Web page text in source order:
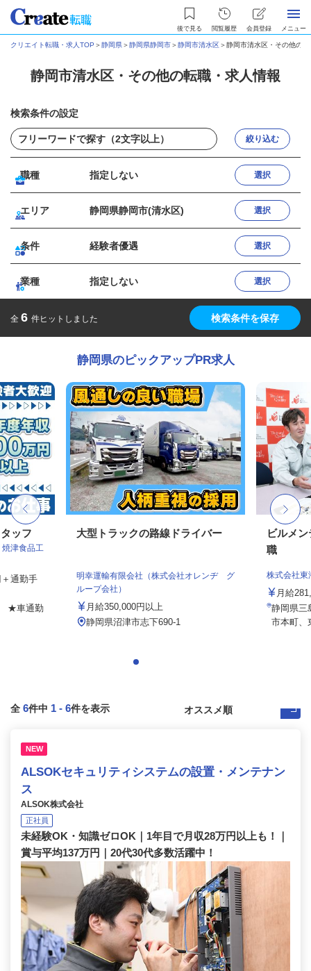
後で見る 閲覧履歴 会員登録 メニュー
クリエイト転職・求人TOP ＞静岡県＞静岡県静岡市＞静岡市清水区＞静岡市清水区・その他の
静岡市清水区・その他の転職・求人情報
検索条件の設定
絞り込む
職種 指定しない 選択
エリア 静岡県静岡市(清水区) 選択
条件 経験者優遇 選択
業種 指定しない 選択
全 6 件ヒットしました 検索条件を保存
静岡県のピックアップPR求人
ッフ
津食品工
通勤手
★車通勤
大型トラックの路線ドライバー
明幸運輸有限会社（株式会社オレンヂ グ
ループ会社）
月給350,000円以上
静岡県沼津市志下690-1
ビルメ
職
株式会社東
月給
静岡県三
市本町、
全 6件中 1 - 6件を表示
NEW
ALSOKセキュリティシステムの設置・メンテナン
ス
ALSOK株式会社
正社員
未経験OK・知識ゼロOK｜1年目で月収28万円以上も！｜
賞与平均137万円｜20代30代多数活躍中！